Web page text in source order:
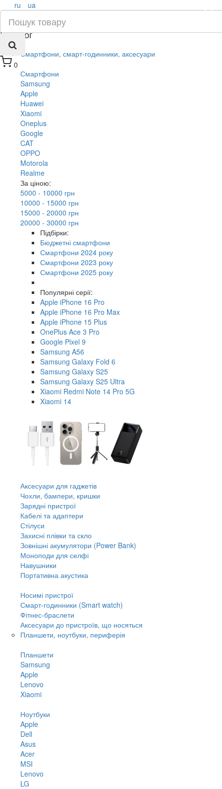
0
×
ru ua
Каталог
Смартфони, смарт-годинники, аксесуари
Смартфони
Samsung
Apple
Huawei
Xiaomi
Oneplus
Google
CAT
OPPO
Motorola
Realme
За ціною:
5000 - 10000 грн
10000 - 15000 грн
15000 - 20000 грн
20000 - 30000 грн
Підбірки:
Бюджетні смартфони
Смартфони 2024 року
Смартфони 2023 року
Смартфони 2025 року
Популярні серії:
Apple iPhone 16 Pro
Apple iPhone 16 Pro Max
Apple iPhone 15 Plus
OnePlus Ace 3 Pro
Google Pixel 9
Samsung A56
Samsung Galaxy Fold 6
Samsung Galaxy S25
Samsung Galaxy S25 Ultra
Xiaomi Redmi Note 14 Pro 5G
Xiaomi 14
Аксесуари для гаджетів
Чохли, бампери, кришки
Зарядні пристрої
Кабелі та адаптери
Стілуси
Захисні плівки та скло
Зовнішні акумулятори (Power Bank)
Моноподи для селфі
Навушники
Портативна акустика
Носимі пристрої
Смарт-годинники (Smart watch)
Фітнес-браслети
Аксесуари до пристроїв, що носяться
Планшети, ноутбуки, периферія
Планшети
Samsung
Apple
Lenovo
Xiaomi
Ноутбуки
Apple
Dell
Asus
Acer
MSI
Lenovo
LG